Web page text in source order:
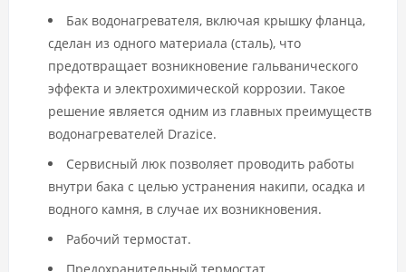
Бак водонагревателя, включая крышку фланца,
сделан из одного материала (сталь), что
предотвращает возникновение гальванического
эффекта и электрохимической коррозии. Такое
решение является одним из главных преимуществ
водонагревателей Drazice.
Сервисный люк позволяет проводить работы
внутри бака с целью устранения накипи, осадка и
водного камня, в случае их возникновения.
Рабочий термостат.